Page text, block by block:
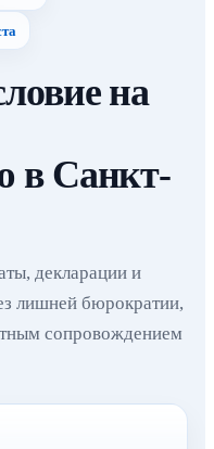
на
в Санкт-
декларации и
лишней бюрократии,
сопровождением